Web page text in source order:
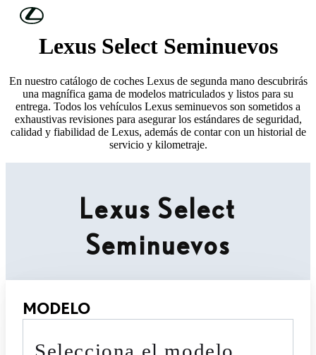
Skip to Main Content
Lexus Select Seminuevos
En nuestro catálogo de coches Lexus de segunda mano descubrirás
una magnífica gama de modelos matriculados y listos para su
entrega. Todos los vehículos Lexus seminuevos son sometidos a
exhaustivas revisiones para asegurar los estándares de seguridad,
calidad y fiabilidad de Lexus, además de contar con un historial de
servicio y kilometraje.
Lexus Select
Seminuevos
MODELO